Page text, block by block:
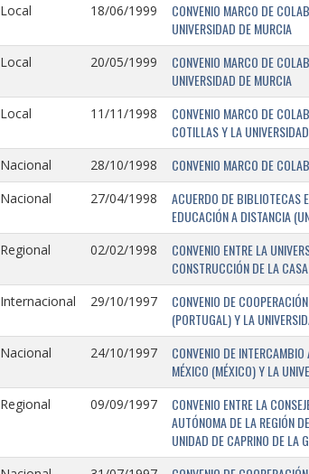
Local 18/06/1999
CONVENIO MARCO DE
UNIVERSIDAD DE MURCIA
Local 20/05/1999
CONVENIO MARCO DE
UNIVERSIDAD DE MURCIA
Local 11/11/1998
CONVENIO MARCO DE
COTILLAS Y LA
Nacional 28/10/1998 CONVENIO MARCO DE
Nacional 27/04/1998
ACUERDO DE BIBLIOTECAS
EDUCACIÓN A DISTANCIA
Regional 02/02/1998
CONVENIO ENTRE LA
CONSTRUCCIÓN DE LA
Internacional 29/10/1997
CONVENIO DE
(PORTUGAL) Y LA
Nacional 24/10/1997
CONVENIO DE
MÉXICO (MÉXICO) Y LA
Regional 09/09/1997
CONVENIO ENTRE LA
AUTÓNOMA DE LA REGIÓN
UNIDAD DE CAPRINO DE LA